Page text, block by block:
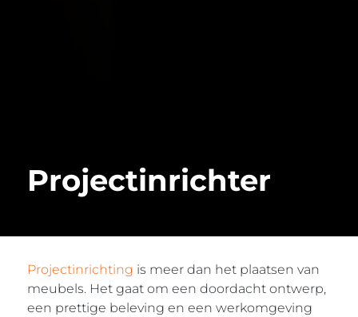
Projectinrichter
Projectinrichting is meer dan het plaatsen van
meubels. Het gaat om een doordacht ontwerp,
een prettige beleving en een werkomgeving